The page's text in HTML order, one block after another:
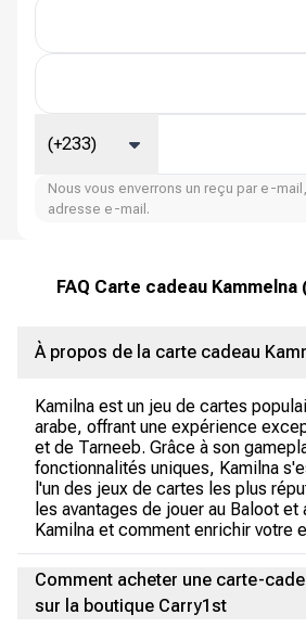
(+233)
Nous vous enverrons un reçu par e-
adresse e-mail.
FAQ Carte cadeau
À propos de la carte cadeau
Kamilna est un jeu de cartes
arabe, offrant une expérience
et de Tarneeb. Grâce à son
fonctionnalités uniques, Kamilna
l'un des jeux de cartes les plus
les avantages de jouer au Baloot et
Kamilna et comment enrichir votre
Comment acheter une carte-
sur la boutique Carry1st